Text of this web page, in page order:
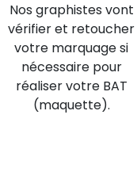
Nos graphistes vont
vérifier et retoucher
votre marquage si
nécessaire pour
réaliser votre BAT
(maquette).